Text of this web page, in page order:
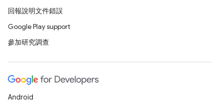
回報說明文件錯誤
Google Play support
參加研究調查
Android